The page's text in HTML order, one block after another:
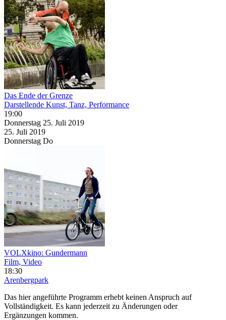
Das Ende der Grenze
Darstellende Kunst, Tanz, Performance
19:00
Donnerstag 25. Juli 2019
25. Juli 2019
Donnerstag Do
VOLXkino: Gundermann
Film, Video
18:30
Arenbergpark
Das hier angeführte Programm erhebt keinen Anspruch auf
Vollständigkeit. Es kann jederzeit zu Änderungen oder
Ergänzungen kommen.